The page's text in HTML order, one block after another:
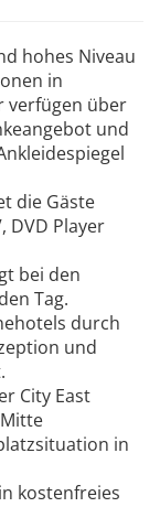
hohes Niveau
in
verfügen über
und
die Gäste
DVD Player
bei den
Tag.
durch
und
City East
in
kostenfreies